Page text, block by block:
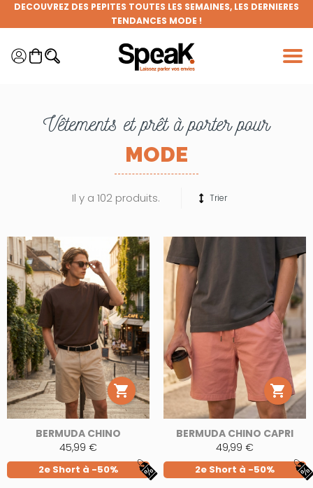
FRAIS DE PORT OFFERTS DÈS 50€ D'ACHAT (HORS REMISES)
DEVENEZ MEMBRE DE LA CLIQUE ET BÉNÉFICIEZ DE NOMBREUX
AVANTAGES !
Vêtements et prêt à porter pour
MODE
Il y a 102 produits. Trier

BERMUDA CHINO
45,99 €
2e Short à -50%

BERMUDA CHINO CAPRI
49,99 €
2e Short à -50%
Panneau de gestion des cookies